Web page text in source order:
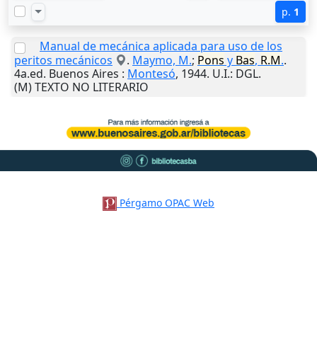
p. 1
Manual de mecánica aplicada para uso de los
peritos mecánicos
. Maymo, M.; Pons y Bas, R.M..
4a.ed. Buenos Aires : Montesó, 1944. U.I.: DGL.
(M) TEXTO NO LITERARIO
Pérgamo OPAC Web